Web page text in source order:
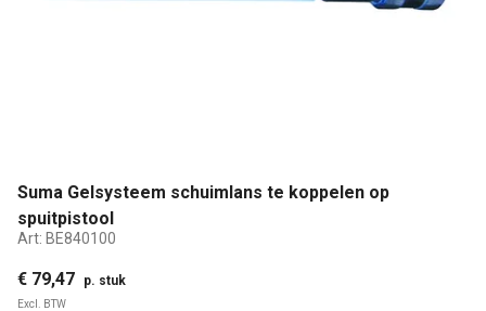
Suma Gelsysteem schuimlans te koppelen op
spuitpistool
Art: BE840100
€ 79,47 p. stuk
Excl. BTW